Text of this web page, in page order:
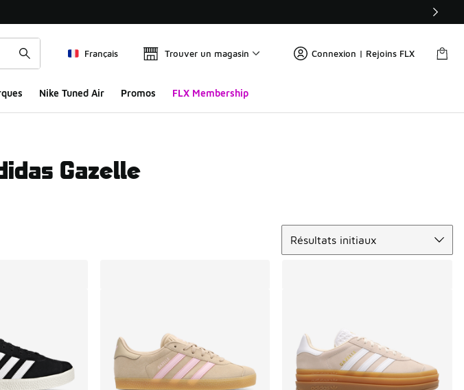
Français Trouver un magasin Connexion | Rejoins FLX
Nike Tuned Air Promos FLX Membership
Gazelle
Résultats initiaux